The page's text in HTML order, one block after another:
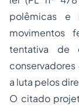
polêmicas e
movimentos
tentativa de
a luta pelos
O citado